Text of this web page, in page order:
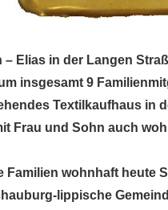
Elias in der Langen
insgesamt 9
Textilkaufhaus in
Frau und Sohn auch
Familien wohnhaft heute
lippische